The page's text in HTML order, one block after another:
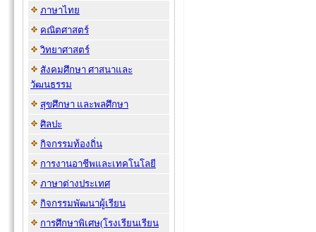
ภาษาไทย
คณิตศาสตร์
วิทยาศาสตร์
สังคมศึกษา ศาสนาและ
วัฒนธรรม
สุขศึกษา และพลศึกษา
ศิลปะ
กิจกรรมท้องถิ่น
การงานอาชีพและเทคโนโลยี
ภาษาต่างประเทศ
กิจกรรมพัฒนาผู้เรียน
การศึกษาพิเศษ(โรงเรียนเรียน